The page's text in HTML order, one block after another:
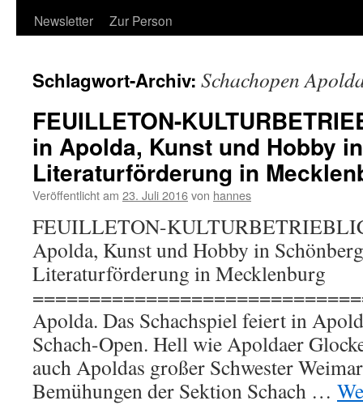
Newsletter
Zur Person
Schlagwort-Archiv: Schachopen
FEUILLETON-
in Apolda, Kunst und Hobby
Literaturförderung in
Veröffentlicht am 23. Juli 2016von hannes
FEUILLETON-
Apolda, Kunst und Hobby in
Literaturförderung in Mecklenburg
Apolda. Das Schachspiel feiert in
Schach-Open. Hell wie Apoldaer
auch Apoldas großer Schwester
Bemühungen der Sektion Schach …